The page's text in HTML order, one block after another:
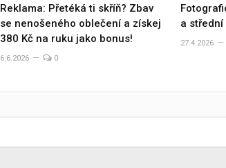
Reklama: Přetéká ti skříň? Zbav
se nenošeného oblečení a získej
380 Kč na ruku jako bonus!
6.6.2026 0
a střední
27.4.2026